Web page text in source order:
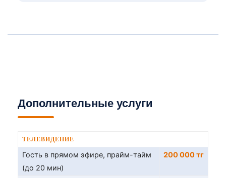
Дополнительные услуги
ТЕЛЕВИДЕНИЕ
Гость в прямом эфире, прайм-тайм
(до 20 мин)
200 000 тг